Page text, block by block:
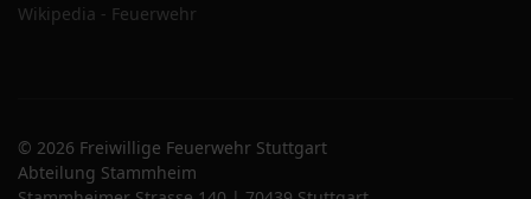
Wikipedia - Feuerwehr
© 2026 Freiwillige Feuerwehr Stuttgart
Abteilung Stammheim